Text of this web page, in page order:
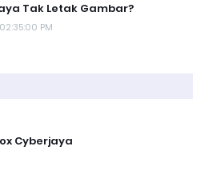
Tak Letak Gambar?
PM
Cyberjaya